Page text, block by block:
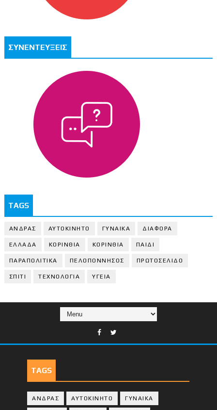
ΣΥΝΕΝΤΕΥΞΕΙΣ
TAGS
ΑΝΔΡΑΣ ΑΥΤΟΚΙΝΗΤΟ ΓΥΝΑΙΚΑ ΔΙΑΦΟΡΑ
ΕΛΛΑΔΑ ΚΟΡΙΝΘΙΑ ΚΟΡΙΝΘΙA ΠΑΙΔΙ
ΠΑΡΑΠΟΛΙΤΙΚΑ ΠΕΛΟΠΟΝΝΗΣΟΣ ΠΡΩΤΟΣΕΛΙΔΟ
ΣΠΙΤΙ ΤΕΧΝΟΛΟΓΙΑ ΥΓΕΙΑ
TAGS
ΑΝΔΡΑΣ ΑΥΤΟΚΙΝΗΤΟ ΓΥΝΑΙΚΑ